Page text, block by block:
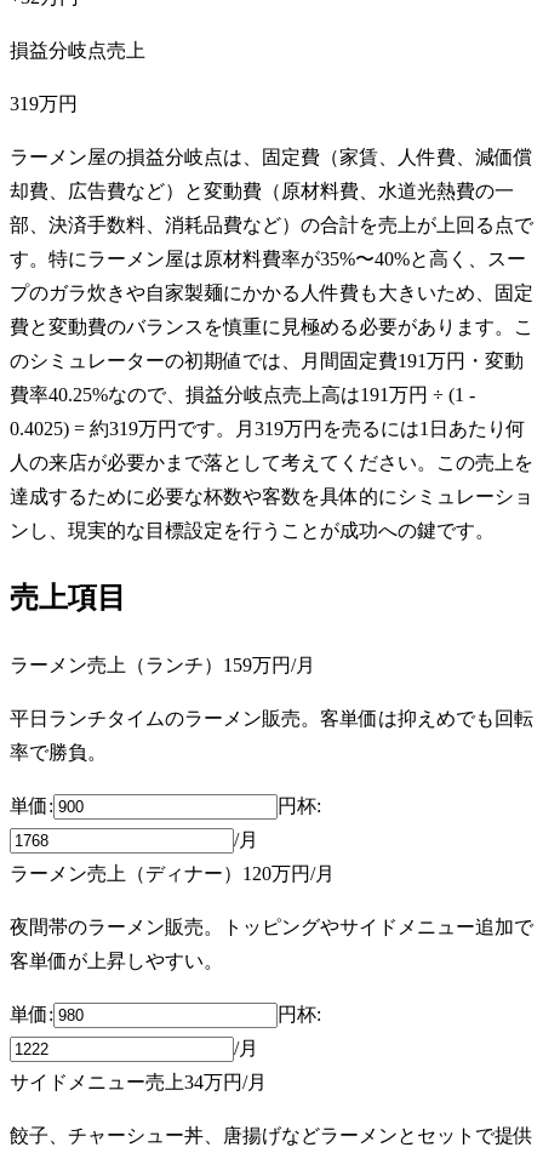
損益分岐点売上
319万円
ラーメン屋の損益分岐点は、固定費（家賃、人件費、減価償
却費、広告費など）と変動費（原材料費、水道光熱費の一
部、決済手数料、消耗品費など）の合計を売上が上回る点で
す。特にラーメン屋は原材料費率が35%〜40%と高く、スー
プのガラ炊きや自家製麺にかかる人件費も大きいため、固定
費と変動費のバランスを慎重に見極める必要があります。こ
のシミュレーターの初期値では、月間固定費191万円・変動
費率40.25%なので、損益分岐点売上高は191万円 ÷ (1 -
0.4025) = 約319万円です。月319万円を売るには1日あたり何
人の来店が必要かまで落として考えてください。この売上を
達成するために必要な杯数や客数を具体的にシミュレーショ
ンし、現実的な目標設定を行うことが成功への鍵です。
売上項目
ラーメン売上（ランチ） 159万円/月
平日ランチタイムのラーメン販売。客単価は抑えめでも回転
率で勝負。
単価: 円杯:
/月
ラーメン売上（ディナー） 120万円/月
夜間帯のラーメン販売。トッピングやサイドメニュー追加で
客単価が上昇しやすい。
単価: 円杯:
/月
サイドメニュー売上34万円/月
餃子、チャーシュー丼、唐揚げなどラーメンとセットで提供